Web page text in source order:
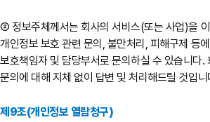
② 정보주체께서는 회사의 서비스(또는 사업)을
개인정보 보호 관련 문의, 불만처리, 피해구제 등
보호책임자 및 담당부서로 문의하실 수 있습니다.
문의에 대해 지체 없이 답변 및 처리해드릴 것입니
제9조(개인정보 열람청구)